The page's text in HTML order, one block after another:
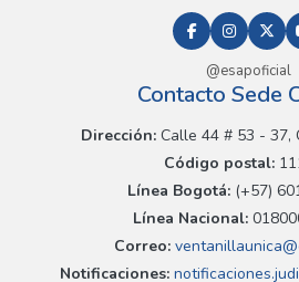
@esapoficial
Contacto Sede
Dirección:Calle 44 # 53 - 37,
Código postal:
Línea Bogotá:(+57)
Línea Nacional:
Correo:
Notificaciones: